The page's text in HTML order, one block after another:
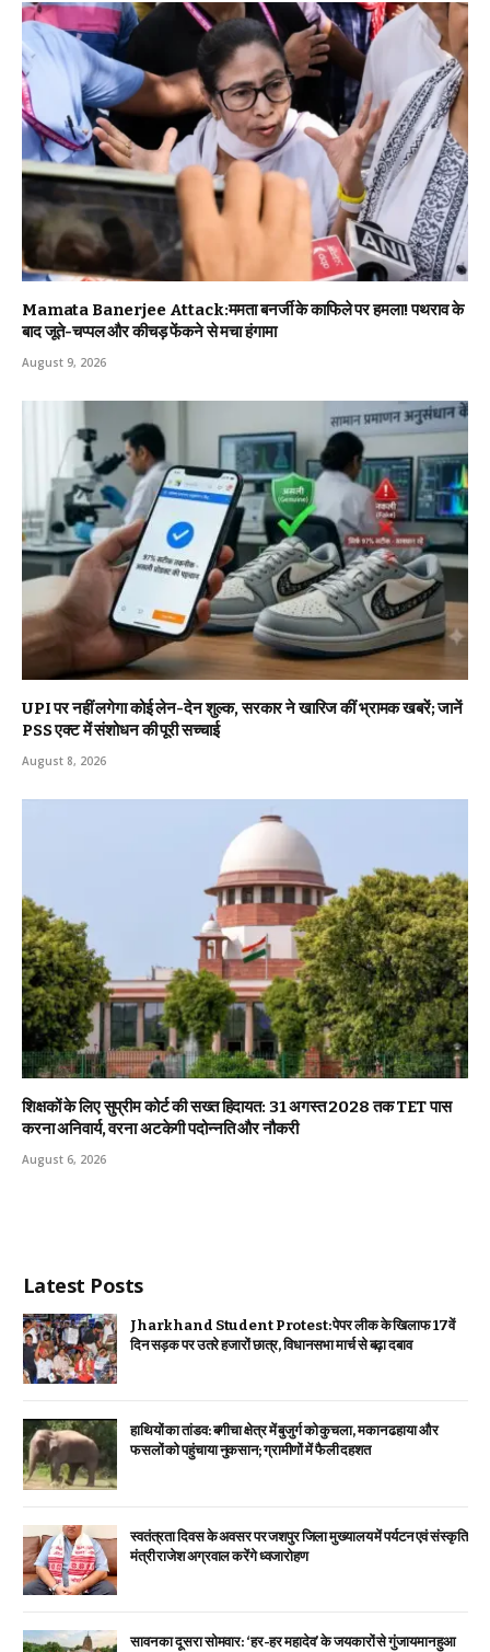
Mamata Banerjee Attack:ममता बनर्जी के काफिले पर हमला! पथराव के
बाद जूते-चप्पल और कीचड़ फेंकने से मचा हंगामा
August 9, 2026
UPI पर नहीं लगेगा कोई लेन-देन शुल्क, सरकार ने खारिज कीं भ्रामक खबरें; जानें
PSS एक्ट में संशोधन की पूरी सच्चाई
August 8, 2026
शिक्षकों के लिए सुप्रीम कोर्ट की सख्त हिदायत: 31 अगस्त 2028 तक TET पास
करना अनिवार्य, वरना अटकेगी पदोन्नति और नौकरी
August 6, 2026
Latest Posts
Jharkhand Student Protest: पेपर लीक के खिलाफ 17वें
दिन सड़क पर उतरे हजारों छात्र, विधानसभा मार्च से बढ़ा दबाव
हाथियों का तांडव: बगीचा क्षेत्र में बुजुर्ग को कुचला, मकान ढहाया और
फसलों को पहुंचाया नुकसान; ग्रामीणों में फैली दहशत
स्वतंत्रता दिवस के अवसर पर जशपुर जिला मुख्यालय में पर्यटन एवं संस्कृति
मंत्री राजेश अग्रवाल करेंगे ध्वजारोहण
सावन का दूसरा सोमवार: ‘हर-हर महादेव’ के जयकारों से गुंजायमान हुआ